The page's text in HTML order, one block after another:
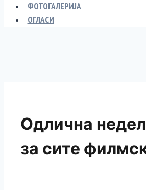
ФОТОГАЛЕРИЈА
ОГЛАСИ
Одлична
за сите